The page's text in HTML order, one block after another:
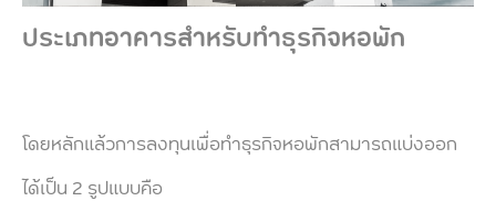
ประเภทอาคารสำหรับทำธุรกิจหอพัก
โดยหลักแล้วการลงทุนเพื่อทำธุรกิจหอพักสามารถแบ่งออก
ได้เป็น 2 รูปแบบคือ